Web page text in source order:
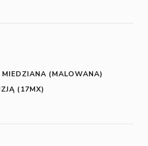
(MALOWANA)
(17MX)